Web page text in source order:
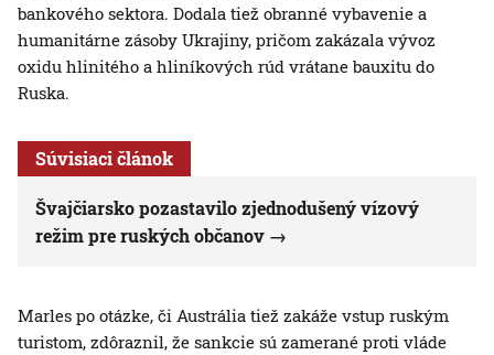
bankového sektora. Dodala tiež obranné vybavenie a
humanitárne zásoby Ukrajiny, pričom zakázala vývoz
oxidu hlinitého a hliníkových rúd vrátane bauxitu do
Ruska.
Súvisiaci článok
Švajčiarsko pozastavilo zjednodušený vízový
režim pre ruských občanov
Marles po otázke, či Austrália tiež zakáže vstup ruským
turistom, zdôraznil, že sankcie sú zamerané proti vláde